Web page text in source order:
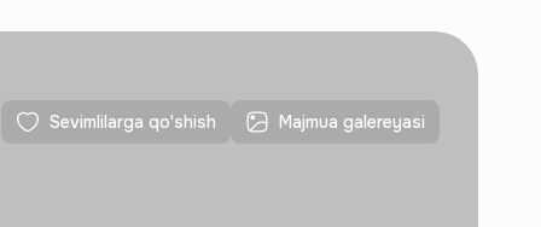
Sevimlilarga qo'shish Majmua galereyasi